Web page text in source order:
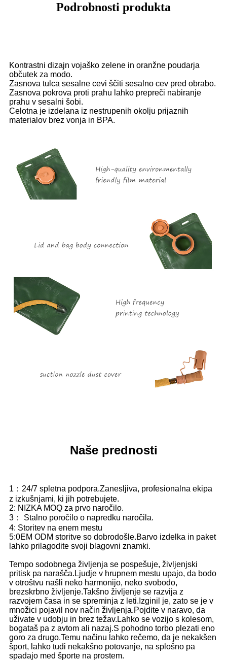
Podrobnosti produkta
Kontrastni dizajn vojaško zelene in oranžne poudarja
občutek za modo.
Zasnova tulca sesalne cevi ščiti sesalno cev pred obrabo.
Zasnova pokrova proti prahu lahko prepreči nabiranje
prahu v sesalni šobi.
Celotna je izdelana iz nestrupenih okolju prijaznih
materialov brez vonja in BPA.
Naše prednosti
1：24/7 spletna podpora.Zanesljiva, profesionalna ekipa
z izkušnjami, ki jih potrebujete.
2: NIZKA MOQ za prvo naročilo.
3： Stalno poročilo o napredku naročila.
4: Storitev na enem mestu
5:0EM ODM storitve so dobrodošle.Barvo izdelka in paket
lahko prilagodite svoji blagovni znamki.
Tempo sodobnega življenja se pospešuje, življenjski
pritisk pa narašča.Ljudje v hrupnem mestu upajo, da bodo
v otroštvu našli neko harmonijo, neko svobodo,
brezskrbno življenje.Takšno življenje se razvija z
razvojem časa in se spreminja z leti.Izginil je, zato se je v
množici pojavil nov način življenja.Pojdite v naravo, da
uživate v udobju in brez težav.Lahko se vozijo s kolesom,
bogataš pa z avtom ali nazaj.S pohodno torbo plezati eno
goro za drugo.Temu načinu lahko rečemo, da je nekakšen
šport, lahko tudi nekakšno potovanje, na splošno pa
spadajo med športe na prostem.